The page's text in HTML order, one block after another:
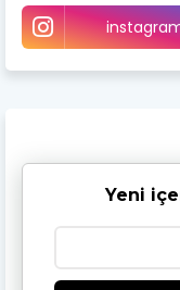
Yeni